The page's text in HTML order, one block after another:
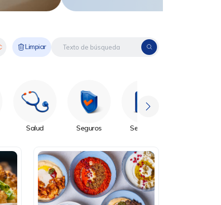
Limpiar
Salud Seguros Servicios